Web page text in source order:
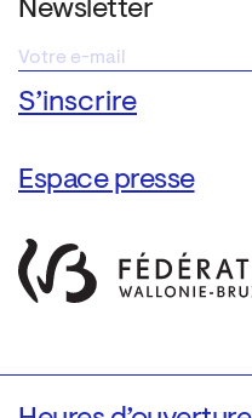
Newsletter
Espace presse